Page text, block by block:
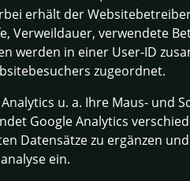
erhält der
Verweildauer, verwendete
werden in einer User-ID
zugeordnet.
u. a. Ihre Maus- und
Google Analytics
Datensätze zu ergänzen
ein.